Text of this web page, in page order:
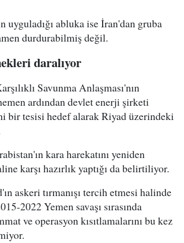
uyguladığı abluka ise İran'dan gruba
durdurabilmiş değil.
daralıyor
Savunma Anlaşması'nın
ardından devlet enerji şirketi
bir tesisi hedef alarak Riyad üzerindeki
kara harekatını yeniden
karşı hazırlık yaptığı da belirtiliyor.
askeri tırmanışı tercih etmesi halinde
2022 Yemen savaşı sırasında
ve operasyon kısıtlamalarını bu kez